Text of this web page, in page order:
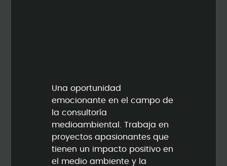
Una oportunidad
emocionante en el campo de
la consultoría
medioambiental. Trabaja en
proyectos apasionantes que
tienen un impacto positivo en
el medio ambiente y la